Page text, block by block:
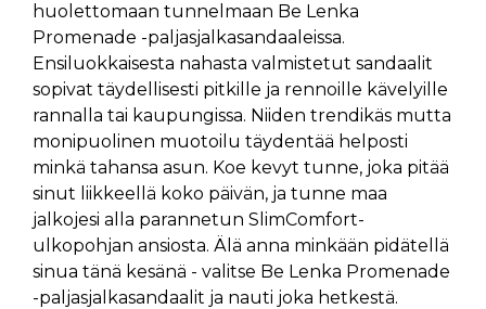
huolettomaan tunnelmaan Be Lenka
Promenade -paljasjalkasandaaleissa.
Ensiluokkaisesta nahasta valmistetut sandaalit
sopivat täydellisesti pitkille ja rennoille kävelyille
rannalla tai kaupungissa. Niiden trendikäs mutta
monipuolinen muotoilu täydentää helposti
minkä tahansa asun. Koe kevyt tunne, joka pitää
sinut liikkeellä koko päivän, ja tunne maa
jalkojesi alla parannetun SlimComfort-
ulkopohjan ansiosta. Älä anna minkään pidätellä
sinua tänä kesänä - valitse Be Lenka Promenade
-paljasjalkasandaalit ja nauti joka hetkestä.